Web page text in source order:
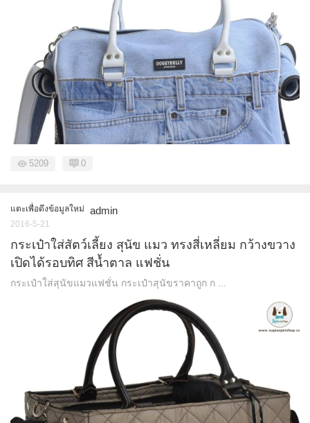
5209 0
แตะเพื่อดึงข้อมูลใหม่ admin
2016-5-21
กระเป๋าใส่สัตว์เลี้ยง สุนัข แมว ทรงสี่เหลี่ยม กว้างขวาง
เปิดได้รอบทิศ สีน้ำตาล แฟชั่น
กระเป๋าใส่สุนัขแมวแฟชั่น กระเป๋าสุนัขราคาถูก ก ...